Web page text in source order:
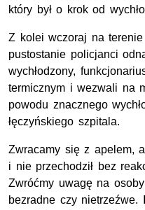
który był o krok od
Z kolei wczoraj na
pustostanie policjanci
wychłodzony,
termicznym i wezwali na
powodu znacznego
łęczyńskiego szpitala.
Zwracamy się z apelem,
i nie przechodził bez
Zwróćmy uwagę na
bezradne czy nietrzeźwe.